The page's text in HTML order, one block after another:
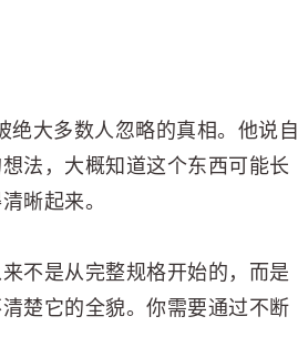
大多数人忽略的真相。他说自
法，大概知道这个东西可能长
晰起来。
不是从完整规格开始的，而是
楚它的全貌。你需要通过不断